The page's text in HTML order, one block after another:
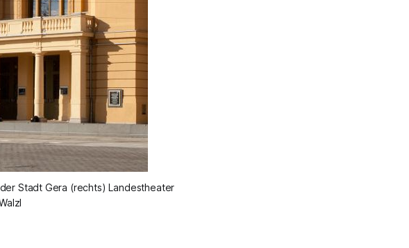
Stadt Gera (rechts) Landestheater